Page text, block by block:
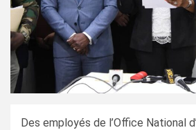
Des employés de l’Office National